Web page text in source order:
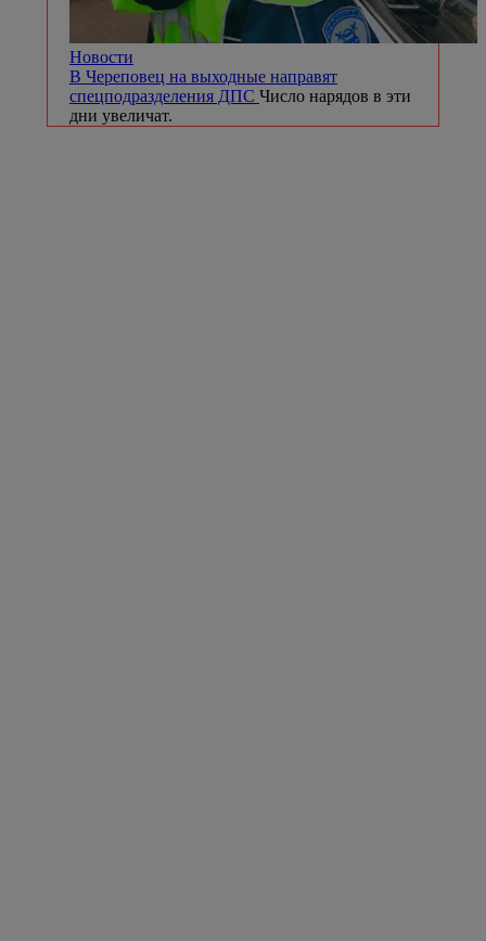
Новости
В Череповец на выходные направят
спецподразделения ДПС Число нарядов в эти
дни увеличат.